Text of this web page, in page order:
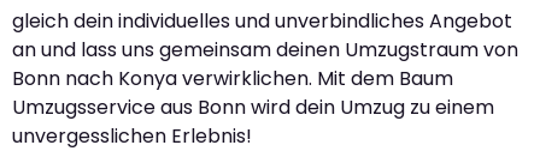
gleich dein individuelles und unverbindliches Angebot
an und lass uns gemeinsam deinen Umzugstraum von
Bonn nach Konya verwirklichen. Mit dem Baum
Umzugsservice aus Bonn wird dein Umzug zu einem
unvergesslichen Erlebnis!